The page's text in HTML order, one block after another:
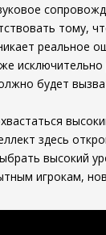
тому,
реальное
исключительно
будет
здесь
высокий
игрокам,